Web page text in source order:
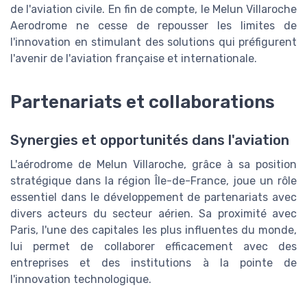
de l'aviation civile. En fin de compte, le Melun Villaroche
Aerodrome ne cesse de repousser les limites de
l'innovation en stimulant des solutions qui préfigurent
l'avenir de l'aviation française et internationale.
Partenariats et collaborations
Synergies et opportunités dans l'aviation
L'aérodrome de Melun Villaroche, grâce à sa position
stratégique dans la région Île-de-France, joue un rôle
essentiel dans le développement de partenariats avec
divers acteurs du secteur aérien. Sa proximité avec
Paris, l'une des capitales les plus influentes du monde,
lui permet de collaborer efficacement avec des
entreprises et des institutions à la pointe de
l'innovation technologique.